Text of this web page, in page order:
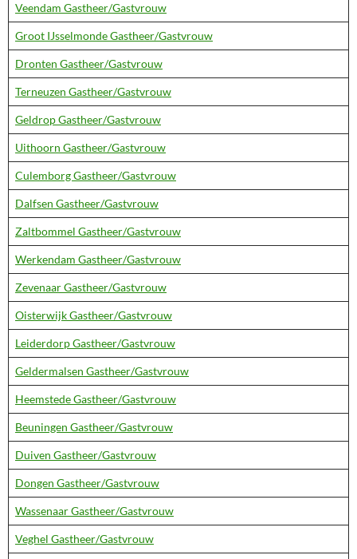
Veendam Gastheer/Gastvrouw
Groot IJsselmonde Gastheer/Gastvrouw
Dronten Gastheer/Gastvrouw
Terneuzen Gastheer/Gastvrouw
Geldrop Gastheer/Gastvrouw
Uithoorn Gastheer/Gastvrouw
Culemborg Gastheer/Gastvrouw
Dalfsen Gastheer/Gastvrouw
Zaltbommel Gastheer/Gastvrouw
Werkendam Gastheer/Gastvrouw
Zevenaar Gastheer/Gastvrouw
Oisterwijk Gastheer/Gastvrouw
Leiderdorp Gastheer/Gastvrouw
Geldermalsen Gastheer/Gastvrouw
Heemstede Gastheer/Gastvrouw
Beuningen Gastheer/Gastvrouw
Duiven Gastheer/Gastvrouw
Dongen Gastheer/Gastvrouw
Wassenaar Gastheer/Gastvrouw
Veghel Gastheer/Gastvrouw